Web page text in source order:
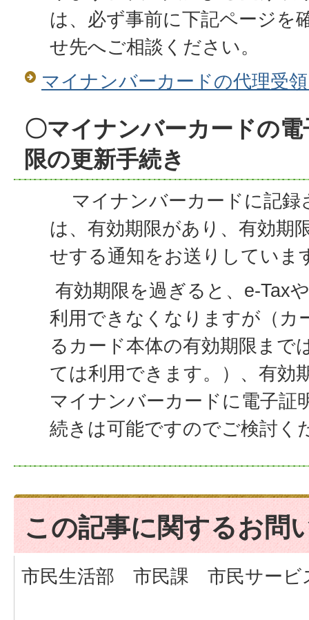
は、必ず事前に下記ページを
せ先へご相談ください。
マイナンバーカードの代理受
〇マイナンバーカードの
限の更新手続き
マイナンバーカードに記録
は、有効期限があり、有効期
せする通知をお送りしていま
有効期限を過ぎると、e-Tax
利用できなくなりますが（カ
るカード本体の有効期限まで
ては利用できます。）、有効
マイナンバーカードに電子証
続きは可能ですのでご検討く
この記事に関するお問
市民生活部 市民課 市民サービ